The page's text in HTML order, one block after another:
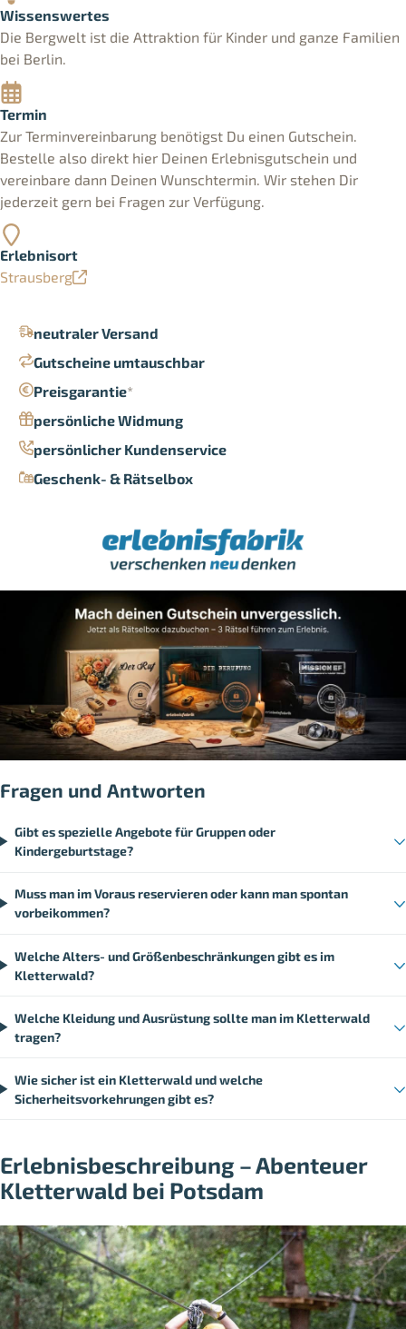
neutraler Versand
Gutscheine umtauschbar
Preisgarantie*
persönliche Widmung
persönlicher Kundenservice
Geschenk- & Rätselbox
Wissenswertes
Die Bergwelt ist die Attraktion für Kinder und ganze Familien
bei Berlin.
Termin
Zur Terminvereinbarung benötigst Du einen Gutschein.
Bestelle also direkt hier Deinen Erlebnisgutschein und
vereinbare dann Deinen Wunschtermin. Wir stehen Dir
jederzeit gern bei Fragen zur Verfügung.
Erlebnisort
Strausberg
Fragen und Antworten
Gibt es spezielle Angebote für Gruppen oder
Kindergeburtstage?
Muss man im Voraus reservieren oder kann man spontan
vorbeikommen?
Welche Alters- und Größenbeschränkungen gibt es im
Kletterwald?
Welche Kleidung und Ausrüstung sollte man im Kletterwald
tragen?
Wie sicher ist ein Kletterwald und welche
Sicherheitsvorkehrungen gibt es?
Erlebnisbeschreibung – Abenteuer
Kletterwald bei Potsdam